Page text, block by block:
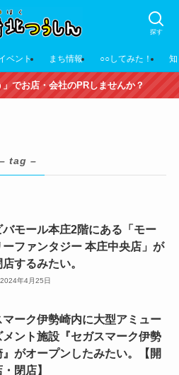
探す
ベント まち情報 ○○してみた！
でお店・会社のPRしませんか？
– tag –
バモール本庄2階にある「モー
ーファンタジー 本庄中央店」が
店するみたい。
2024年4月25日
マーク伊勢崎内に大型アミュー
メント施設『セガスマーク伊勢
』がオープンしたみたい。【開
・閉店】